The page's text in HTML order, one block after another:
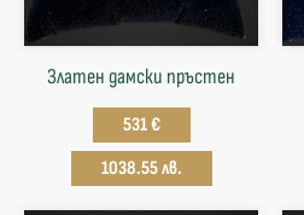
Златен дамски пръстен
531 €
1038.55 лв.